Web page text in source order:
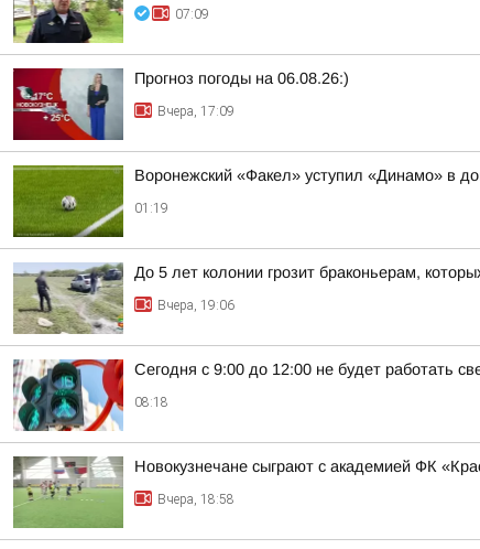
07:09
Прогноз погоды на 06.08.26:)
Вчера, 17:09
Воронежский «Факел» уступил «Динамо» в
01:19
До 5 лет колонии грозит браконьерам,
Вчера, 19:06
Сегодня с 9:00 до 12:00 не будет работать
08:18
Новокузнечане сыграют с академией ФК
Вчера, 18:58